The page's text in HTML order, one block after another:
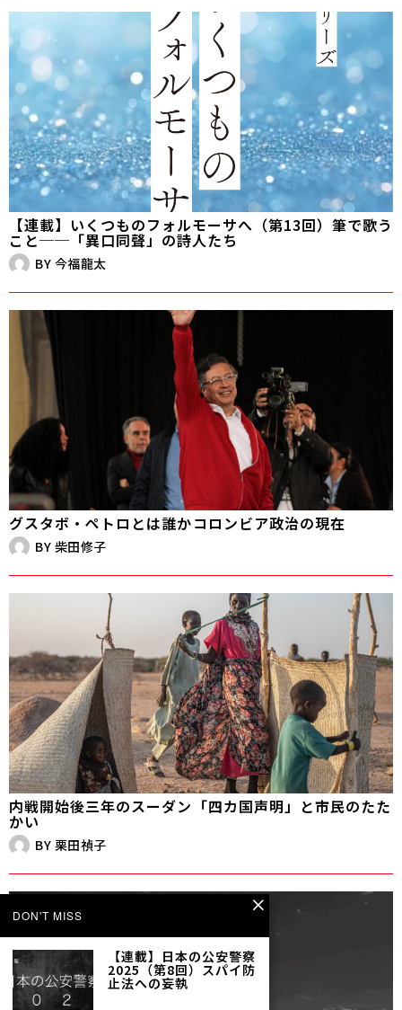
【連載】いくつものフォルモーサへ（第13回）筆で歌う
こと──「異口同聲」の詩人たち
BY 今福龍太
グスタボ・ペトロとは誰か――コロンビア政治の現在
BY 柴田修子
内戦開始後三年のスーダン――「四カ国声明」と市民のたた
かい
BY 栗田禎子
DON'T MISS
【連載】日本の公安警察
2025（第8回）スパイ防
止法への妄執